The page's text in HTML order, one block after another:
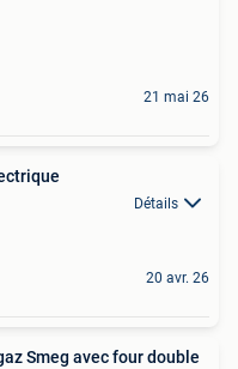
21 mai 26
Détails
20 avr. 26
Smeg avec four double